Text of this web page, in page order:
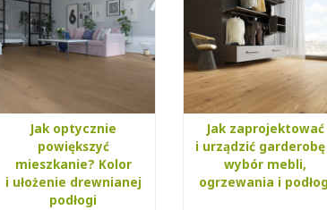
Jak optycznie
powiększyć
mieszkanie? Kolor
i ułożenie drewnianej
podłogi
Jak zaprojektować
i urządzić garderobę
wybór mebli,
ogrzewania i